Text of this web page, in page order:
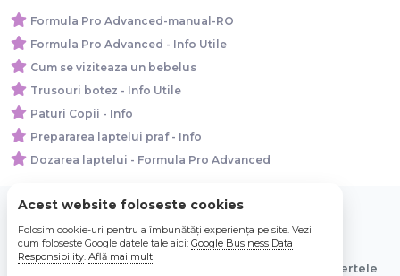
Formula Pro Advanced-manual-RO
Formula Pro Advanced - Info Utile
Cum se viziteaza un bebelus
Trusouri botez - Info Utile
Paturi Copii - Info
Prepararea laptelui praf - Info
Dozarea laptelui - Formula Pro Advanced
© 2026 Bebe Nou Online Store SRL
Toate preturile sunt exprimate in lei si includ tva. Ofertele
Acest website foloseste cookies
Folosim cookie-uri pentru a îmbunătăți experiența pe site. Vezi
cum folosește Google datele tale aici: Google Business Data
Responsibility. Află mai mult